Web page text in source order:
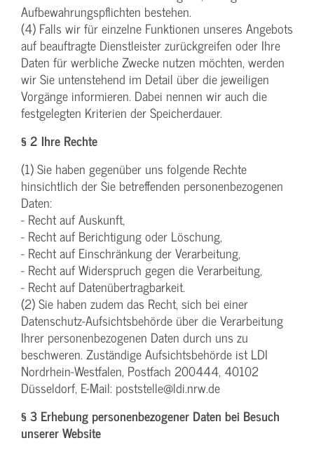
Aufbewahrungspflichten bestehen.
(4) Falls wir für einzelne Funktionen unseres Angebots
auf beauftragte Dienstleister zurückgreifen oder Ihre
Daten für werbliche Zwecke nutzen möchten, werden
wir Sie untenstehend im Detail über die jeweiligen
Vorgänge informieren. Dabei nennen wir auch die
festgelegten Kriterien der Speicherdauer.
§ 2 Ihre Rechte
(1) Sie haben gegenüber uns folgende Rechte
hinsichtlich der Sie betreffenden personenbezogenen
Daten:
- Recht auf Auskunft,
- Recht auf Berichtigung oder Löschung,
- Recht auf Einschränkung der Verarbeitung,
- Recht auf Widerspruch gegen die Verarbeitung,
- Recht auf Datenübertragbarkeit.
(2) Sie haben zudem das Recht, sich bei einer
Datenschutz-Aufsichtsbehörde über die Verarbeitung
Ihrer personenbezogenen Daten durch uns zu
beschweren. Zuständige Aufsichtsbehörde ist LDI
Nordrhein-Westfalen, Postfach 200444, 40102
Düsseldorf, E-Mail: poststelle@ldi.nrw.de
§ 3 Erhebung personenbezogener Daten bei Besuch
unserer Website